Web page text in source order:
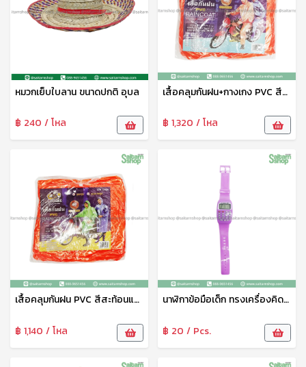
หมวกเย็บใบลาน ขนาดปกติ อุบล
฿ 240 / โหล
เสื้อคลุมกันฝน+กางเกง PVC สีสะท้อนแสง B-84007 Bigbee
฿ 1,320 / โหล
เสื้อคลุมกันฝน PVC สีสะท้อนแสง B-84006 Bigbee
฿ 1,140 / โหล
นาฬิกาข้อมือเด็ก ทรงเครื่องคิดเลข HY089-7 THY
฿ 20 / Pcs.